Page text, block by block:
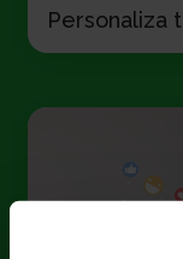
Personaliza